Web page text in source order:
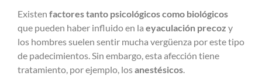
Existen factores tanto psicológicos como biológicos
que pueden haber influido en la eyaculación precoz y
los hombres suelen sentir mucha vergüenza por este tipo
de padecimientos. Sin embargo, esta afección tiene
tratamiento, por ejemplo, losanestésicos.